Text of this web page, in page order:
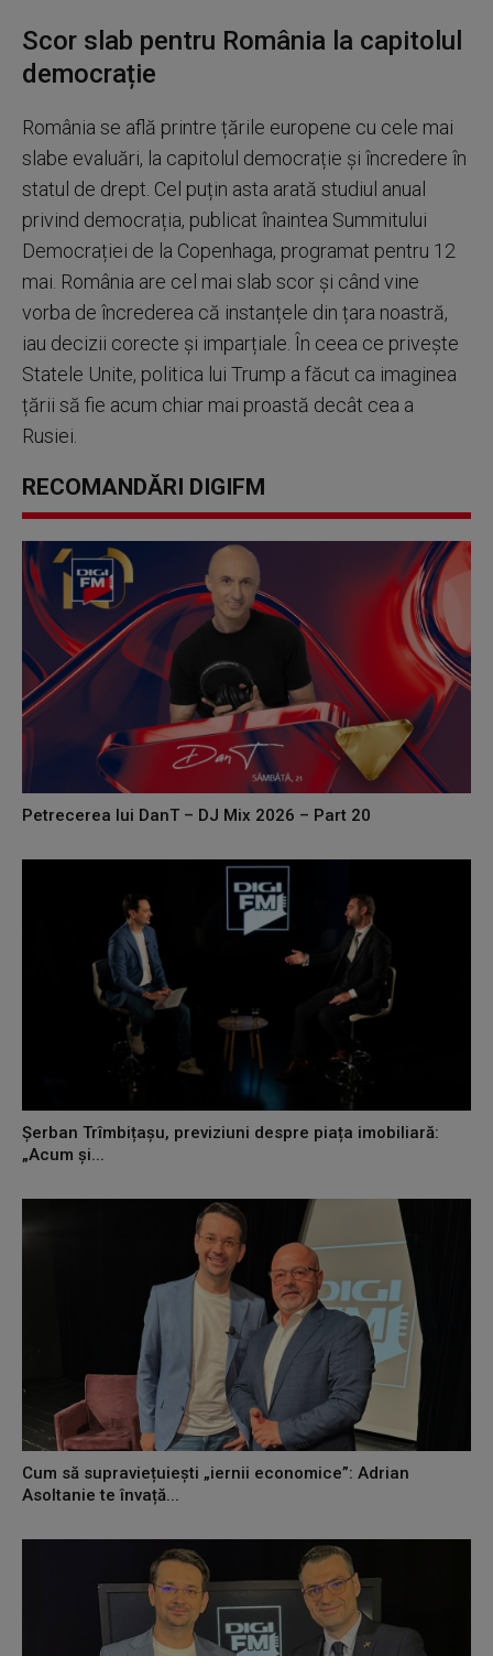
Scor slab pentru România la capitolul
democrație
România se află printre țările europene cu cele mai
slabe evaluări, la capitolul democrație și încredere în
statul de drept. Cel puțin asta arată studiul anual
privind democrația, publicat înaintea Summitului
Democrației de la Copenhaga, programat pentru 12
mai. România are cel mai slab scor și când vine
vorba de încrederea că instanțele din țara noastră,
iau decizii corecte și imparțiale. În ceea ce privește
Statele Unite, politica lui Trump a făcut ca imaginea
țării să fie acum chiar mai proastă decât cea a
Rusiei.
RECOMANDĂRI DIGIFM
Petrecerea lui DanT – DJ Mix 2026 – Part 20
Șerban Trîmbițașu, previziuni despre piața imobiliară:
„Acum și...
Cum să supraviețuiești „iernii economice”: Adrian
Asoltanie te învață...